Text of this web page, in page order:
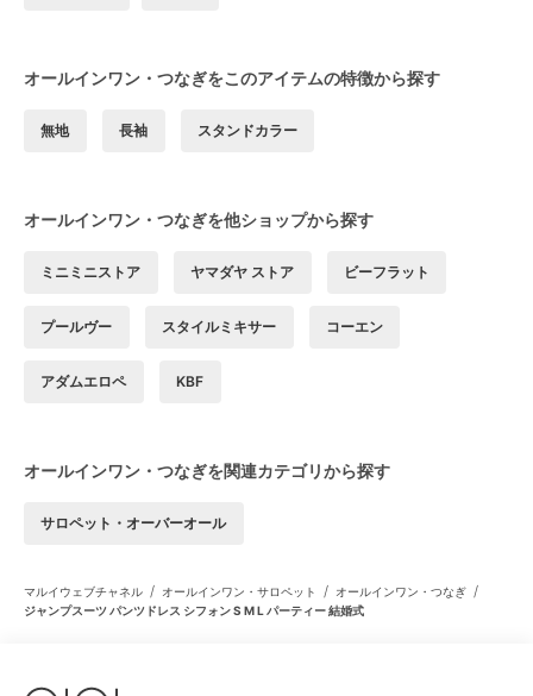
オールインワン・つなぎをこのアイテムの特徴から探す
無地 長袖 スタンドカラー
オールインワン・つなぎを他ショップから探す
ミニミニストア ヤマダヤ ストア ビーフラット
プールヴー スタイルミキサー コーエン
アダムエロペ KBF
オールインワン・つなぎを関連カテゴリから探す
サロペット・オーバーオール
マルイウェブチャネル / オールインワン・サロペット / オールインワン・つなぎ /
ジャンプスーツ パンツドレス シフォン S M L パーティー 結婚式